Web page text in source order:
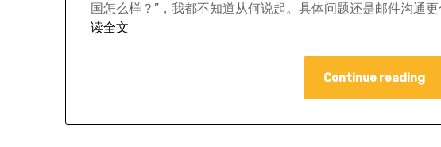
国怎么样？”，我都不知道从何说起。具体问题还是邮件沟通
读全文
Continue reading